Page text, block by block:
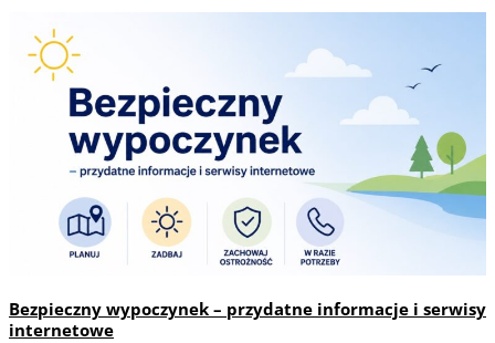
Bezpieczny wypoczynek – przydatne informacje i serwisy
internetowe